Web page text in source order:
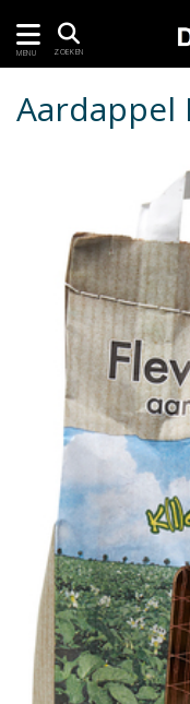
MENU ZOEKEN
Aardappel